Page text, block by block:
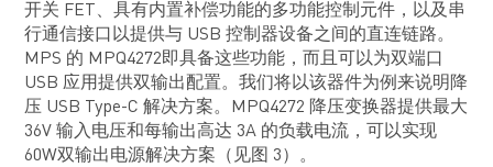
开关 FET、具有内置补偿功能的多功能控制元件，以及串
行通信接口以提供与 USB 控制器设备之间的直连链路。
MPS 的 MPQ4272即具备这些功能，而且可以为双端口
USB 应用提供双输出配置。我们将以该器件为例来说明降
压 USB Type-C 解决方案。MPQ4272 降压变换器提供最大
36V 输入电压和每输出高达 3A 的负载电流，可以实现
60W双输出电源解决方案（见图 3）。